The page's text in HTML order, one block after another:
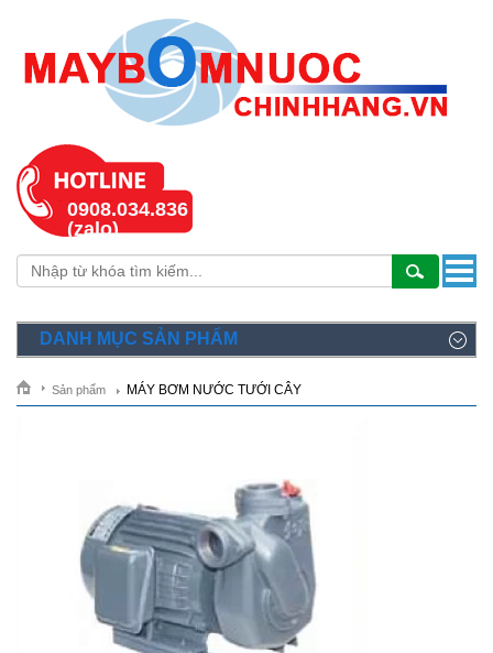
0908.034.836
(zalo)
DANH MỤC SẢN PHẨM
Sản phẩm MÁY BƠM NƯỚC TƯỚI CÂY